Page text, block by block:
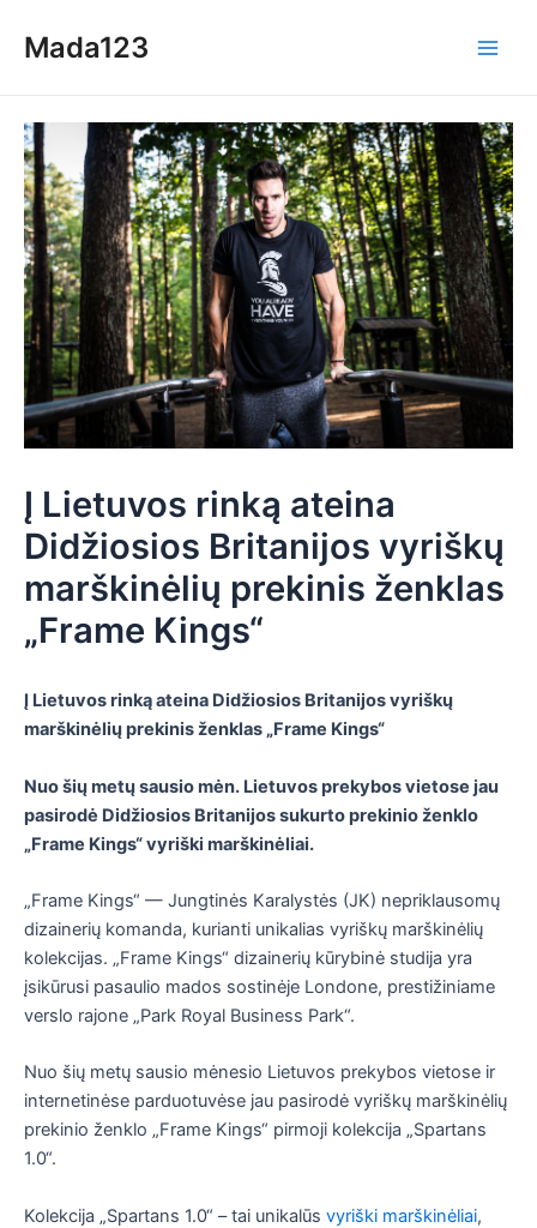
Mada123
Į Lietuvos rinką ateina
Didžiosios Britanijos vyriškų
marškinėlių prekinis ženklas
„Frame Kings“
Į Lietuvos rinką ateina Didžiosios Britanijos vyriškų
marškinėlių prekinis ženklas „Frame Kings“
Nuo šių metų sausio mėn. Lietuvos prekybos vietose jau
pasirodė Didžiosios Britanijos sukurto prekinio ženklo
„Frame Kings“ vyriški marškinėliai.
„Frame Kings“ — Jungtinės Karalystės (JK) nepriklausomų
dizainerių komanda, kurianti unikalias vyriškų marškinėlių
kolekcijas. „Frame Kings“ dizainerių kūrybinė studija yra
įsikūrusi pasaulio mados sostinėje Londone, prestižiniame
verslo rajone „Park Royal Business Park“.
Nuo šių metų sausio mėnesio Lietuvos prekybos vietose ir
internetinėse parduotuvėse jau pasirodė vyriškų marškinėlių
prekinio ženklo „Frame Kings“ pirmoji kolekcija „Spartans
1.0“.
Kolekcija „Spartans 1.0“ – tai unikalūs vyriški marškinėliai,